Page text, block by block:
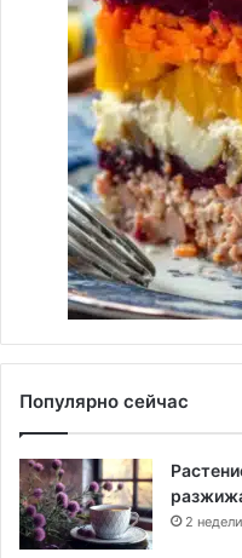
Популярно сейчас
2